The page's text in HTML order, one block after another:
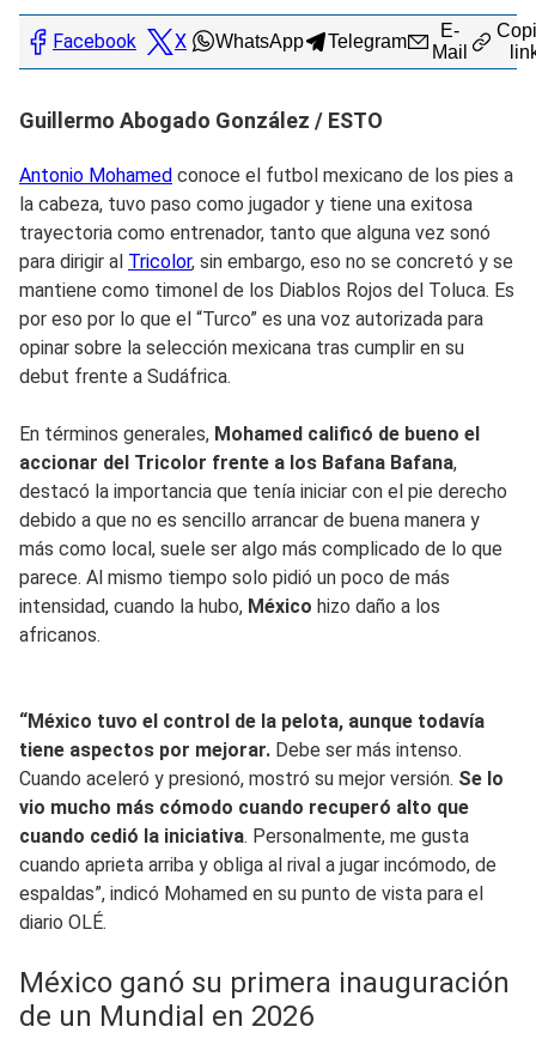
Facebook X WhatsApp Telegram
E-
Mail
Guillermo Abogado González / ESTO
Antonio Mohamed conoce el futbol mexicano de los pies a
la cabeza, tuvo paso como jugador y tiene una exitosa
trayectoria como entrenador, tanto que alguna vez sonó
para dirigir al Tricolor, sin embargo, eso no se concretó y se
mantiene como timonel de los Diablos Rojos del Toluca. Es
por eso por lo que el “Turco” es una voz autorizada para
opinar sobre la selección mexicana tras cumplir en su
debut frente a Sudáfrica.
En términos generales, Mohamed calificó de bueno el
accionar del Tricolor frente a los Bafana Bafana,
destacó la importancia que tenía iniciar con el pie derecho
debido a que no es sencillo arrancar de buena manera y
más como local, suele ser algo más complicado de lo que
parece. Al mismo tiempo solo pidió un poco de más
intensidad, cuando la hubo, México hizo daño a los
africanos.
“México tuvo el control de la pelota, aunque todavía
tiene aspectos por mejorar. Debe ser más intenso.
Cuando aceleró y presionó, mostró su mejor versión. Se lo
vio mucho más cómodo cuando recuperó alto que
cuando cedió la iniciativa. Personalmente, me gusta
cuando aprieta arriba y obliga al rival a jugar incómodo, de
espaldas”, indicó Mohamed en su punto de vista para el
diario OLÉ.
México ganó su primera inauguración
de un Mundial en 2026